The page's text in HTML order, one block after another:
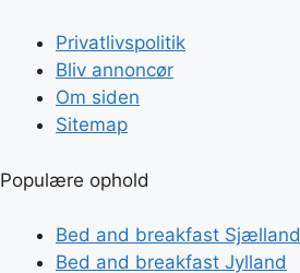
Privatlivspolitik
Bliv annoncør
Om siden
Sitemap
Populære ophold
Bed and breakfast Sjælland
Bed and breakfast Jylland